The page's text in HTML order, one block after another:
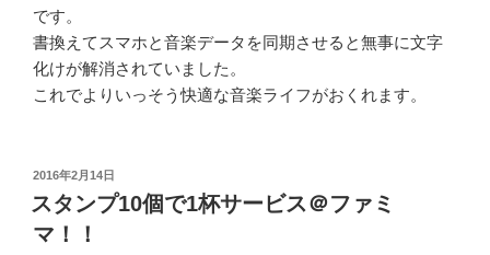
です。
書換えてスマホと音楽データを同期させると無事に文字
化けが解消されていました。
これでよりいっそう快適な音楽ライフがおくれます。
投
稿
日:
2016年2月14日
スタンプ10個で1杯サービス＠ファミ
マ！！